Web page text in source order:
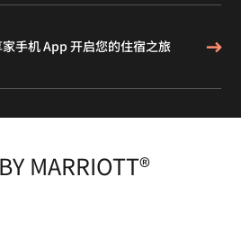
手机 App 开启您的住宿之旅
MARRIOTT®